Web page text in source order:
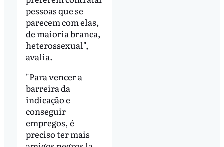
pessoas que se
parecem com elas,
de maioria branca,
heterossexual",
avalia.
"Para vencer a
barreira da
indicação e
conseguir
empregos, é
preciso ter mais